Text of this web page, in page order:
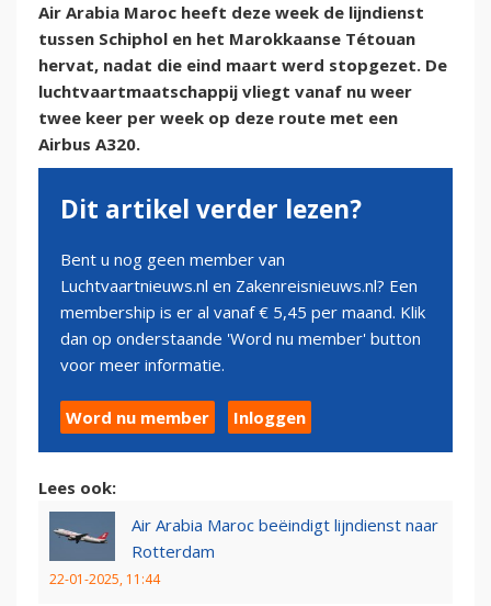
Air Arabia Maroc heeft deze week de lijndienst
tussen Schiphol en het Marokkaanse Tétouan
hervat, nadat die eind maart werd stopgezet. De
luchtvaartmaatschappij vliegt vanaf nu weer
twee keer per week op deze route met een
Airbus A320.
Dit artikel verder lezen?
Bent u nog geen member van
Luchtvaartnieuws.nl en Zakenreisnieuws.nl? Een
membership is er al vanaf € 5,45 per maand. Klik
dan op onderstaande 'Word nu member' button
voor meer informatie.
Word nu member Inloggen
Lees ook:
Air Arabia Maroc beëindigt lijndienst naar
Rotterdam
22-01-2025, 11:44